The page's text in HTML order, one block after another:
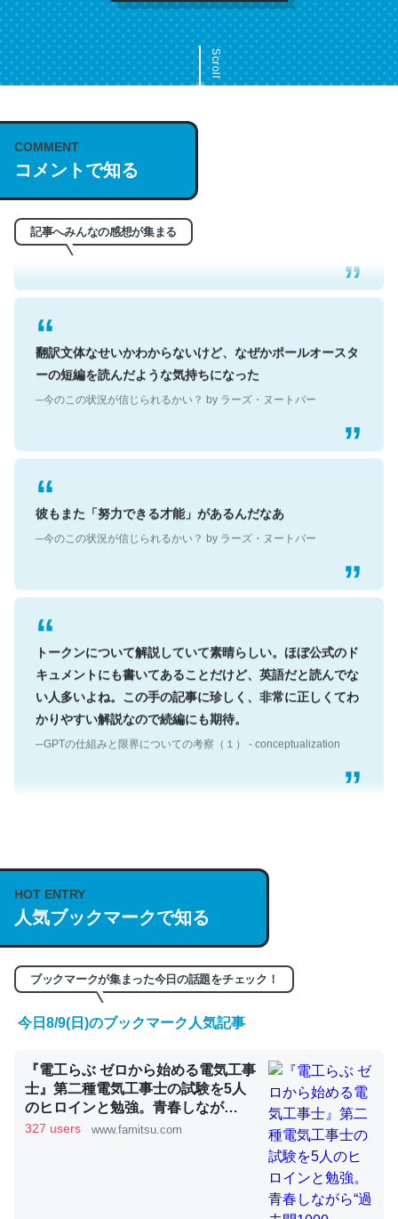
Scroll
COMMENT
コメントで知る
記事へみんなの感想が集まる
これは名文。彼はとてもクレバーなんだろうなと凄く思
う。英語少しでも読める人は原文もお勧め。自分はこの流
─今のこの状況が信じられるかい？ by ラーズ・ヌートバー
翻訳文体なせいかわからないけど、なぜかポールオースタ
ーの短編を読んだような気持ちになった
─今のこの状況が信じられるかい？ by ラーズ・ヌートバー
彼もまた「努力できる才能」があるんだなあ
─今のこの状況が信じられるかい？ by ラーズ・ヌートバー
トークンについて解説していて素晴らしい。ほぼ公式のド
キュメントにも書いてあることだけど、英語だと読んでな
い人多いよね。この手の記事に珍しく、非常に正しくてわ
かりやすい解説なので続編にも期待。
─GPTの仕組みと限界についての考察（１） - conceptualization
説してる記事が少ないので貴重な良記事。/続編来た
https://isobe324649.hatenablog.com/entry/2023/03/27
/064121
─GPTの仕組みと限界についての考察（１） - conceptualization
くらい。小説でいう「ずっと前の伏線」は回収されないけ
ど、短期記憶というには多い分量。進化すればするほど分
かりやすく強くなりそう
─GPTの仕組みと限界についての考察（１） - conceptualization
HOT ENTRY
人気ブックマークで知る
ブックマークが集まった今日の話題をチェック！
今日8/9(日)のブックマーク人気記事
『電工らぶ ゼロから始める電気工事
士』第二種電気工事士の試験を5人
のヒロインと勉強。青春しなが
ら“過去問1000問”や“本番形式CBT
327 users www.famitsu.com